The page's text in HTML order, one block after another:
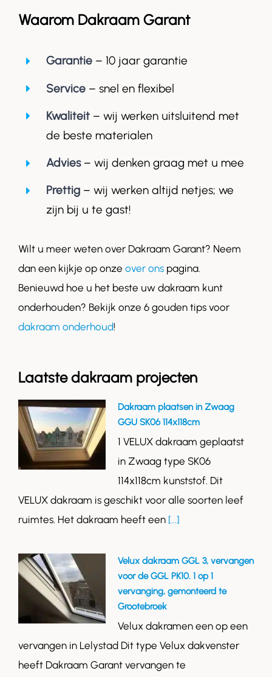
Waarom Dakraam Garant
Garantie– 10 jaar garantie
Service – snel en flexibel
Kwaliteit– wij werken uitsluitend met
de beste materialen
Advies– wij denken graag met u mee
Prettig– wij werken altijd netjes; we
zijn bij u te gast!
Wilt u meer weten over Dakraam Garant? Neem
dan een kijkje op onze over ons pagina.
Benieuwd hoe u het beste uw dakraam kunt
onderhouden? Bekijk onze 6 gouden tips voor
dakraam onderhoud!
Laatste dakraam projecten
Dakraam plaatsen in Zwaag
GGU SK06 114x118cm
1 VELUX dakraam geplaatst
in Zwaag type SK06
114x118cm kunststof. Dit
VELUX dakraam is geschikt voor alle soorten leef
ruimtes. Het dakraam heeft een [...]
Velux dakraam GGL 3, vervangen
voor de GGL PK10. 1 op 1
vervanging, gemonteerd te
Grootebroek
Velux dakramen een op een
vervangen in Lelystad Dit type Velux dakvenster
heeft Dakraam Garant vervangen te